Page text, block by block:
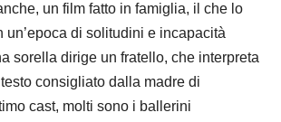
un film fatto in famiglia, il che lo
un’epoca di solitudini e incapacità
sorella dirige un fratello, che interpreta
consigliato dalla madre di
cast, molti sono i ballerini